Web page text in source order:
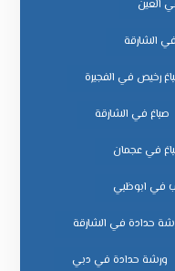
العين
الشارقة
رخيص في الفجيرة
صباغ في الشارقة
في عجمان
في ابوظبي
حدادة في الشارقة
ورشة حدادة في دبي